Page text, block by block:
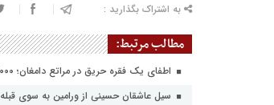
به اشتراک بگذارید :
مطالب مرتبط:
اطفای یک فقره حریق در مراتع دامغان؛ ۲۰۰۰ متر مربع مراتع مهماندویه سوخت
سیل عاشقان حسینی از ورامین به سوی